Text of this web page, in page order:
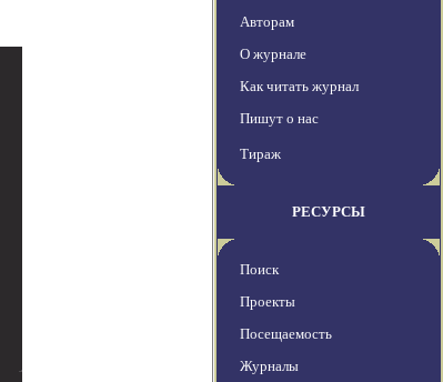
Авторам
О журнале
Как читать журнал
Пишут о нас
Тираж
РЕСУРСЫ
Поиск
Проекты
Посещаемость
Журналы